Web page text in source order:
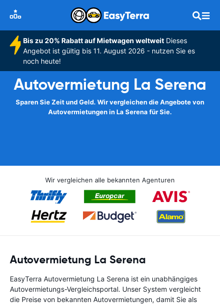
Bis zu 20% Rabatt auf Mietwagen weltweitDieses
Angebot ist gültig bis 11. August 2026 - nutzen Sie es
noch heute!
Autovermietung La Serena
Sparen Sie Zeit und Geld. Wir vergleichen die Angebote von
Autovermietungen in La Serena für Sie.
Wir vergleichen alle bekannten Agenturen
Autovermietung La Serena
EasyTerra Autovermietung La Serena ist ein unabhängiges
Autovermietungs-Vergleichsportal. Unser System vergleicht
die Preise von bekannten Autovermietungen, damit Sie als